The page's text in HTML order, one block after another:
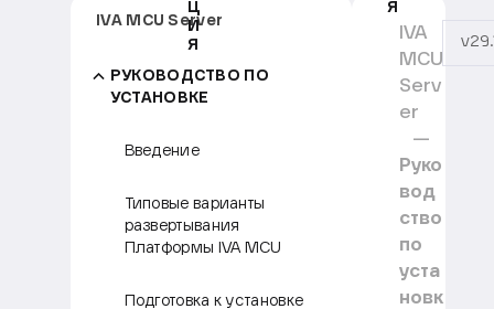
Ц
И
Я
Я
IVA MCU Server
РУКОВОДСТВО ПО
УСТАНОВКЕ
Введение
Типовые варианты
развертывания
Платформы IVA MCU
Подготовка к установке
IVA
MCU
Serv
er
Руко
вод
ство
по
уста
новк